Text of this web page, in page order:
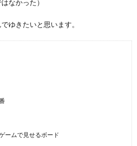
なかった）
ゆきたいと思います。
ームで見せるボード